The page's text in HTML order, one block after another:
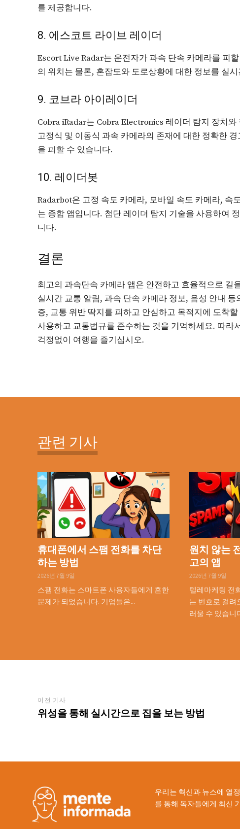
를 제공합니다.
8. 에스코트 라이브 레이더
Escort Live Radar는 운전자가 과속 단속 카메라를 피
의 위치는 물론, 혼잡도와 도로상황에 대한 정보를 실
9. 코브라 아이레이더
Cobra iRadar는 Cobra Electronics 레이더 탐지 장치
고정식 및 이동식 과속 카메라의 존재에 대한 정확한
을 피할 수 있습니다.
10. 레이더봇
Radarbot은 고정 속도 카메라, 모바일 속도 카메라, 속
는 종합 앱입니다. 첨단 레이더 탐지 기술을 사용하여
니다.
결론
최고의 과속단속 카메라 앱은 안전하고 효율적으로 길
실시간 교통 알림, 과속 단속 카메라 정보, 음성 안내
증, 교통 위반 딱지를 피하고 안심하고 목적지에 도착
사용하고 교통법규를 준수하는 것을 기억하세요. 따라
걱정없이 여행을 즐기십시오.
관련 기사
휴대폰에서 스팸 전화를 차단
하는 방법
2026년 7월 9일
스팸 전화는 스마트폰 사용자들에게 흔한
문제가 되었습니다. 기업들은...
원치 않는
고의 앱
2026년 7월 9일
텔레마케팅 전
는 번호로 걸려
러울 수 있습니
이전 기사
위성을 통해 실시간으로 집을 보는 방법
우리는 혁신과 뉴스에 열
를 통해 독자들에게 최신